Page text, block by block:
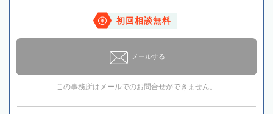
初回相談無料
メールする
この事務所はメールでのお問合せができません。